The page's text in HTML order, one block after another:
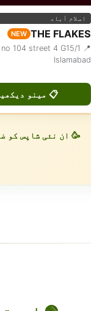
اسلام آباد
THE FLAKES
NEW
no 104 street 4 G15/1
Islamabad
📋 مینو
🥳 ان نئی شاپس کو